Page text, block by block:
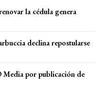
la cédula genera
declina repostularse
por publicación de